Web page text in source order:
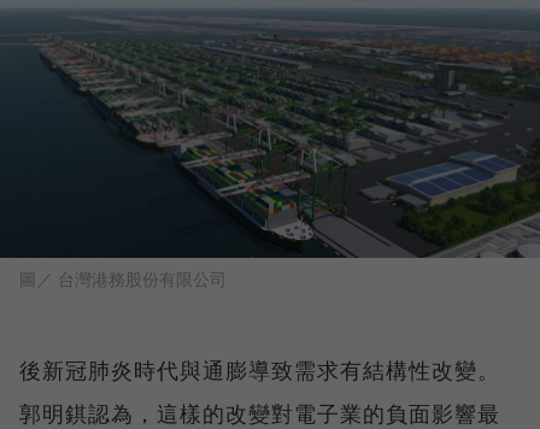
圖／ 台灣港務股份有限公司
後新冠肺炎時代與通膨導致需求有結構性改變。
郭明錤認為，這樣的改變對電子業的負面影響最